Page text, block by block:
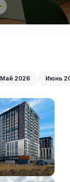
Май 2026 Июнь